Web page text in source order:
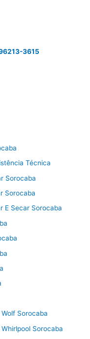
3615
Técnica
Sorocaba
Sorocaba
E Secar Sorocaba
Sorocaba
Sorocaba